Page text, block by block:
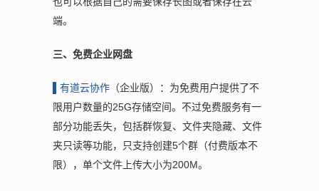
端。
三、免费企业网盘
▌有道云协作 （企业版）：为免费用户提供了不
限用户数量的25G存储空间。不过免费服务有一
部分功能丢失，包括群恢复、文件夹隐藏、文件
夹只读等功能，只支持创建5个群（付费版本不
限），单个文件上传大小为200M。